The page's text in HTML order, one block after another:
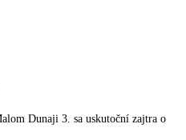
Dunaji 3. sa uskutoční zajtra o